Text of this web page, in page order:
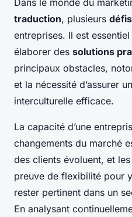
Dans le monde du
traduction, plusieurs
entreprises. Il est
élaborer des solutions
principaux obstacles,
et la nécessité d’assurer
interculturelle efficace.
La capacité d’une
changements du marché
des clients évoluent, et
preuve de flexibilité pour
rester pertinent dans un
En analysant